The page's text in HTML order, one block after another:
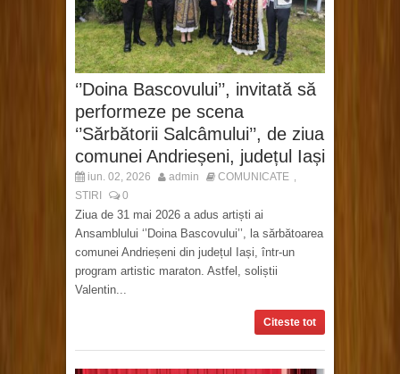
‘’Doina Bascovului’’, invitată să
performeze pe scena
‘’Sărbătorii Salcâmului’’, de ziua
comunei Andrieșeni, județul Iași
iun. 02, 2026 admin COMUNICATE
STIRI 0
Ziua de 31 mai 2026 a adus artiști ai
Ansamblului ‘’Doina Bascovului’’, la sărbătoarea
comunei Andrieșeni din județul Iași, într-un
program artistic maraton. Astfel, soliștii
Valentin...
Citeste tot